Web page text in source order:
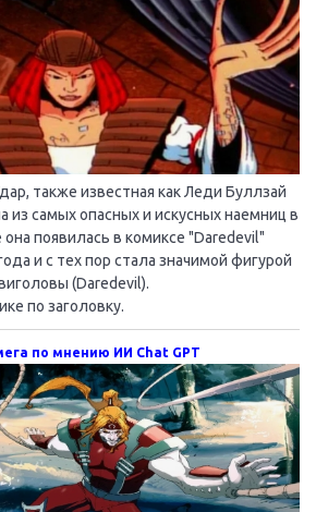
также известная как Леди Буллзай
из самых опасных и искусных наемниц в
появилась в комиксе "Daredevil"
и с тех пор стала значимой фигурой
(Daredevil).
по заголовку.
по мнению ИИ Chat GPT